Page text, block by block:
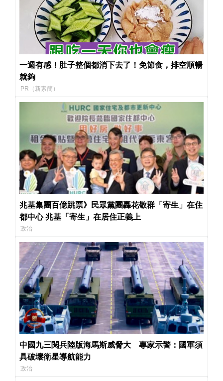
一週有感！肚子整個都消下去了！免節食，排空順暢
就夠
PR（新素簡）
兆基集團百億跳票》民眾黨團轟花敬群「寄生」在住
都中心 兆基「寄生」在居住正義上
政治
中國九三閱兵陸版海馬斯威脅大 專家示警：國軍須
具破壞衛星導航能力
政治